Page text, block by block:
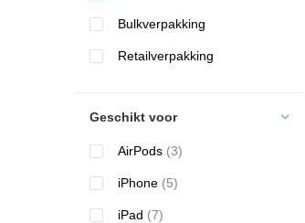
Bulkverpakking
Retailverpakking
Geschikt voor
AirPods (3)
iPhone (5)
iPad (7)